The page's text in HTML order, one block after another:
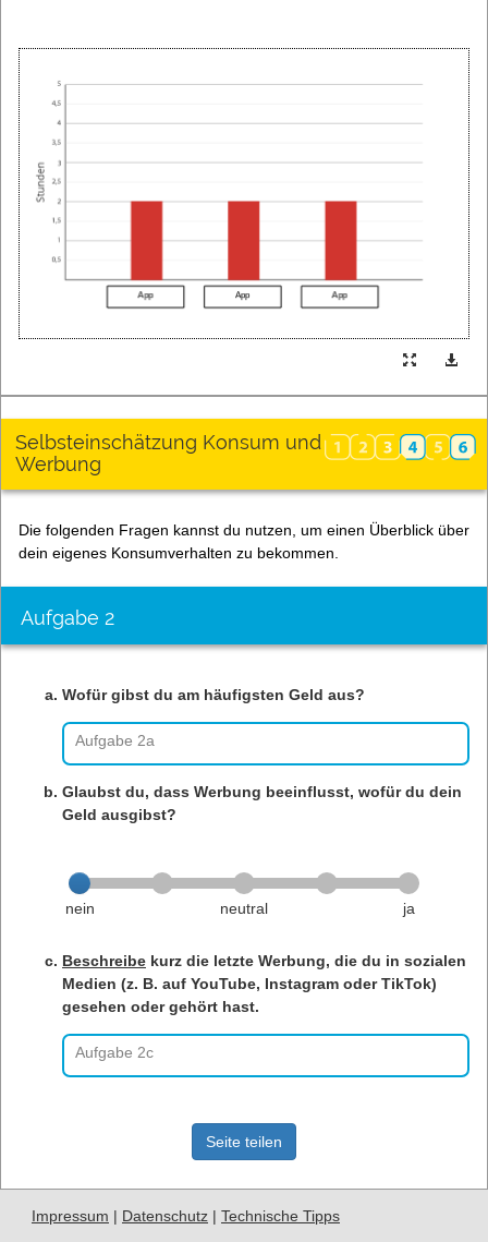
Selbsteinschätzung Konsum und
Werbung
Die folgenden Fragen kannst du nutzen, um einen Überblick über
dein eigenes Konsumverhalten zu bekommen.
Aufgabe 2
Wofür gibst du am häufigsten Geld aus?
Aufgabe 2a
Glaubst du, dass Werbung beeinflusst, wofür du dein
Geld ausgibst?
nein neutral ja
Beschreibe kurz die letzte Werbung, die du in sozialen
Medien (z. B. auf YouTube, Instagram oder TikTok)
gesehen oder gehört hast.
Aufgabe 2c
Seite teilen
Impressum | Datenschutz | Technische Tipps